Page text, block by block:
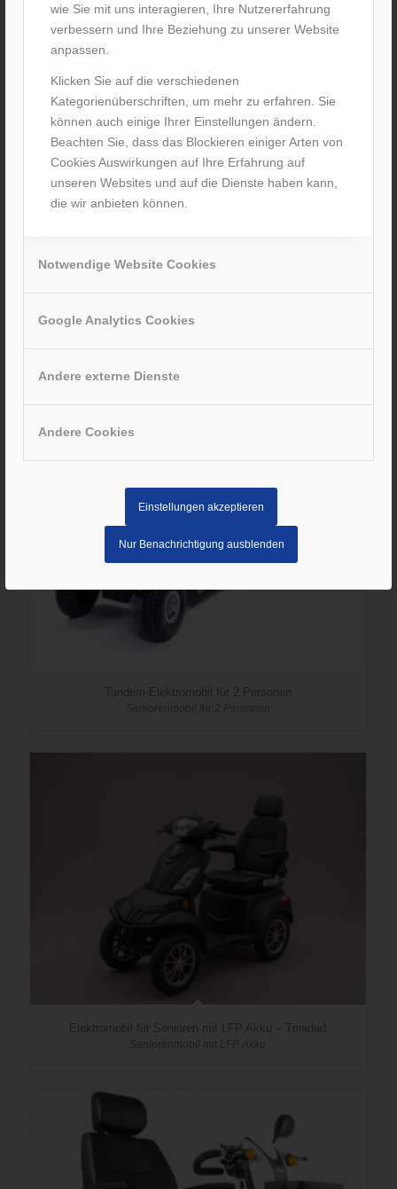
wie Sie mit uns interagieren, Ihre Nutzererfahrung
verbessern und Ihre Beziehung zu unserer Website
anpassen.
Klicken Sie auf die verschiedenen
Kategorienüberschriften, um mehr zu erfahren. Sie
können auch einige Ihrer Einstellungen ändern.
Beachten Sie, dass das Blockieren einiger Arten von
Cookies Auswirkungen auf Ihre Erfahrung auf
unseren Websites und auf die Dienste haben kann,
die wir anbieten können.
Notwendige Website Cookies
Google Analytics Cookies
Andere externe Dienste
Andere Cookies
Einstellungen akzeptieren
Nur Benachrichtigung ausblenden
Seniorenscooter 6km/h Kolja HMV
Tandem-Elektromobil für 2 Personen
Seniorenmobil für 2 Personen
Elektromobil für Senioren mit LFP Akku – Trinidad
Seniorenmobil mit LFP Akku